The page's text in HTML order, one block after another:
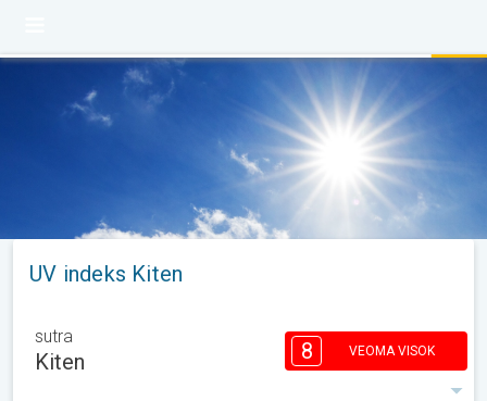
UV indeks Kiten
sutra
Kiten 8 VEOMA VISOK